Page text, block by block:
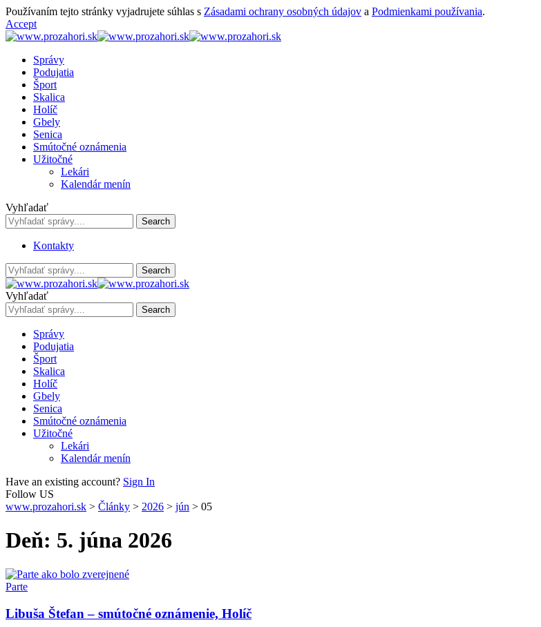
Používaním tejto stránky vyjadrujete súhlas s Zásadami ochrany osobných údajov a Podmienkami používania.
Accept
Správy
Podujatia
Šport
Skalica
Holíč
Gbely
Senica
Smútočné oznámenia
Užitočné
Lekári
Kalendár menín
Vyhľadať
Kontakty
Vyhľadať
Správy
Podujatia
Šport
Skalica
Holíč
Gbely
Senica
Smútočné oznámenia
Užitočné
Lekári
Kalendár menín
Have an existing account? Sign In
Follow US
www.prozahori.sk > Články > 2026 > jún > 05
Deň: 5. júna 2026
Parte
Libuša Štefan – smútočné oznámenie, Holíč